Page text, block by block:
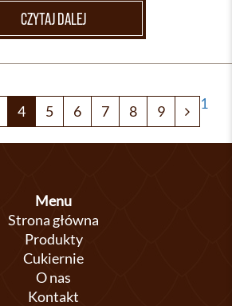
CZYTAJ DALEJ
4 5 6 7 8 9 1
Menu
Strona główna
Produkty
Cukiernie
O nas
Kontakt